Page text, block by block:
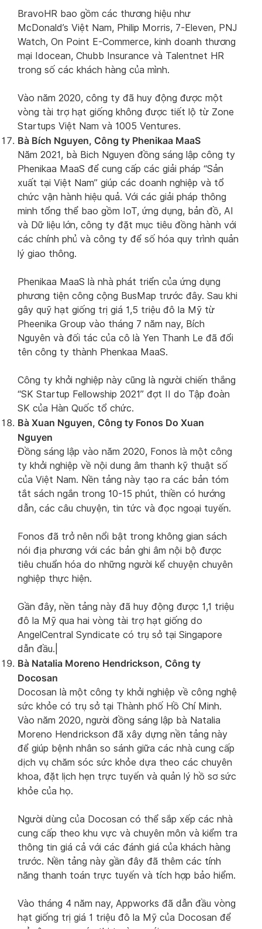
BravoHR bao gồm các thương hiệu như
McDonald’s Việt Nam, Philip Morris, 7-Eleven, PNJ
Watch, On Point E-Commerce, kinh doanh thương
mại Idocean, Chubb Insurance và Talentnet HR
trong số các khách hàng của mình.
Vào năm 2020, công ty đã huy động được một
vòng tài trợ hạt giống không được tiết lộ từ Zone
Startups Việt Nam và 1005 Ventures.
Bà Bích Nguyen, Công ty Phenikaa MaaS
Năm 2021, bà Bich Nguyen đồng sáng lập công ty
Phenikaa MaaS để cung cấp các giải pháp “Sản
xuất tại Việt Nam” giúp các doanh nghiệp và tổ
chức vận hành hiệu quả. Với các giải pháp thông
minh tổng thể bao gồm IoT, ứng dụng, bản đồ, AI
và Dữ liệu lớn, công ty đặt mục tiêu đồng hành với
các chính phủ và công ty để số hóa quy trình quản
lý giao thông.
Phenikaa MaaS là ​​nhà phát triển của ứng dụng
phương tiện công cộng BusMap trước đây. Sau khi
gây quỹ hạt giống trị giá 1,5 triệu đô la Mỹ từ
Pheenika Group vào tháng 7 năm nay, Bích
Nguyên và đối tác của cô là Yen Thanh Le đã đổi
tên công ty thành Phenkaa MaaS.
Công ty khởi nghiệp này cũng là người chiến thắng
“SK Startup Fellowship 2021” đợt II do Tập đoàn
SK của Hàn Quốc tổ chức.
Bà Xuan Nguyen, Công ty Fonos Do Xuan
Nguyen
Đồng sáng lập vào năm 2020, Fonos là một công
ty khởi nghiệp về nội dung âm thanh kỹ thuật số
của Việt Nam. Nền tảng này tạo ra các bản tóm
tắt sách ngắn trong 10-15 phút, thiền có hướng
dẫn, các câu chuyện, tin tức và đọc ngoại tuyến.
Fonos đã trở nên nổi bật trong không gian sách
nói địa phương với các bản ghi âm nội bộ được
tiêu chuẩn hóa do những người kể chuyện chuyên
nghiệp thực hiện.
Gần đây, nền tảng này đã huy động được 1,1 triệu
đô la Mỹ qua hai vòng tài trợ hạt giống do
AngelCentral Syndicate có trụ sở tại Singapore
dẫn đầu.|
Bà Natalia Moreno Hendrickson, Công ty
Docosan
Docosan là một công ty khởi nghiệp về công nghệ
sức khỏe có trụ sở tại Thành phố Hồ Chí Minh.
Vào năm 2020, người đồng sáng lập bà Natalia
Moreno Hendrickson đã xây dựng nền tảng này
để giúp bệnh nhân so sánh giữa các nhà cung cấp
dịch vụ chăm sóc sức khỏe dựa theo các chuyên
khoa, đặt lịch hẹn trực tuyến và quản lý hồ sơ sức
khỏe của họ.
Người dùng của Docosan có thể sắp xếp các nhà
cung cấp theo khu vực và chuyên môn và kiểm tra
thông tin giá cả với các đánh giá của khách hàng
trước. Nền tảng này gần đây đã thêm các tính
năng thanh toán trực tuyến và tích hợp bảo hiểm.
Vào tháng 4 năm nay, Appworks đã dẫn đầu vòng
hạt giống trị giá 1 triệu đô la Mỹ của Docosan để